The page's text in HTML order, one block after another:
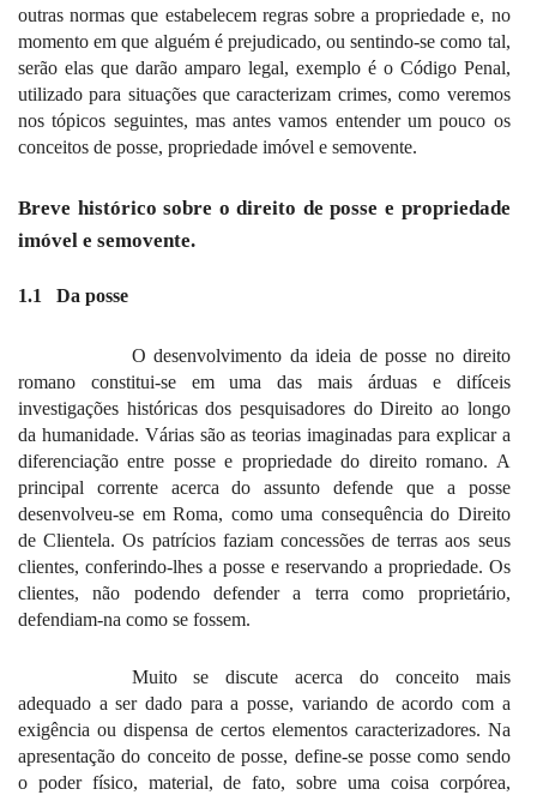
outras normas que estabelecem regras sobre a propriedade e, no
momento em que alguém é prejudicado, ou sentindo-se como tal,
serão elas que darão amparo legal, exemplo é o Código Penal,
utilizado para situações que caracterizam crimes, como veremos
nos tópicos seguintes, mas antes vamos entender um pouco os
conceitos de posse, propriedade imóvel e semovente.
Breve histórico sobre o direito de posse e propriedade
imóvel e semovente.
1.1 Da posse
O desenvolvimento da ideia de posse no direito
romano constitui-se em uma das mais árduas e difíceis
investigações históricas dos pesquisadores do Direito ao longo
da humanidade. Várias são as teorias imaginadas para explicar a
diferenciação entre posse e propriedade do direito romano. A
principal corrente acerca do assunto defende que a posse
desenvolveu-se em Roma, como uma consequência do Direito
de Clientela. Os patrícios faziam concessões de terras aos seus
clientes, conferindo-lhes a posse e reservando a propriedade. Os
clientes, não podendo defender a terra como proprietário,
defendiam-na como se fossem.
Muito se discute acerca do conceito mais
adequado a ser dado para a posse, variando de acordo com a
exigência ou dispensa de certos elementos caracterizadores. Na
apresentação do conceito de posse, define-se posse como sendo
o poder físico, material, de fato, sobre uma coisa corpórea,